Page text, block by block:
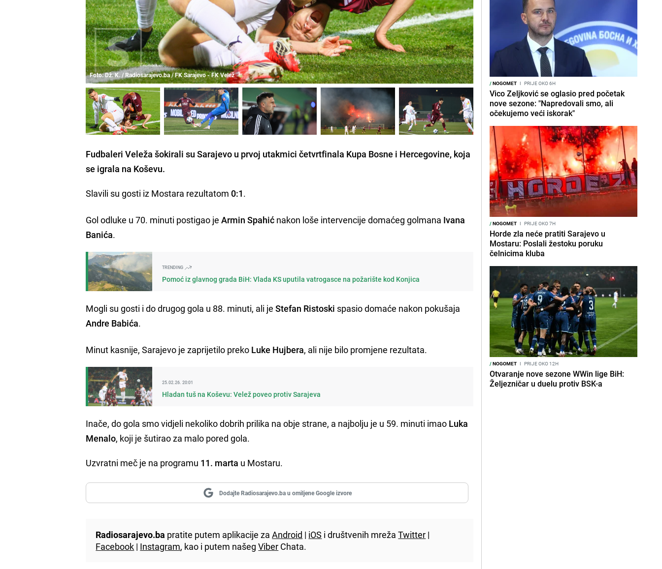
Foto: Dž. K. / Radiosarajevo.ba / FK Sarajevo - FK Velež
Fudbaleri Veleža šokirali su Sarajevo u prvoj utakmici četvrtfinala Kupa Bosne i Hercegovine, koja
se igrala na Koševu.
Slavili su gosti iz Mostara rezultatom 0:1.
Gol odluke u 70. minuti postigao jeArmin Spahić nakon loše intervencije domaćeg golmana Ivana
Banića.
TRENDING
Pomoć iz glavnog grada BiH: Vlada KS uputila vatrogasce na požarište kod Konjica
Mogli su gosti i do drugog gola u 88. minuti, ali jeStefan Ristoski spasio domaće nakon pokušaja
Andre Babića.
Minut kasnije, Sarajevo je zaprijetilo preko Luke Hujbera, ali nije bilo promjene rezultata.
25.02.26. 20:01
Hladan tuš na Koševu: Velež poveo protiv Sarajeva
Inače, do gola smo vidjeli nekoliko dobrih prilika na obje strane, a najbolju je u 59. minuti imao Luka
Menalo, koji je šutirao za malo pored gola.
Uzvratni meč je na programu 11. marta u Mostaru.
Dodajte Radiosarajevo.ba u omiljene Google izvore
Radiosarajevo.ba pratite putem aplikacije zaAndroid | iOS i društvenih mrežaTwitter |
Facebook | Instagram, kao i putem našegViber Chata.
/NOGOMET I PRIJE OKO 6H
Vico Zeljković se oglasio pred početak
nove sezone: "Napredovali smo, ali
očekujemo veći iskorak"
/NOGOMET I PRIJE OKO 7H
Horde zla neće pratiti Sarajevo u
Mostaru: Poslali žestoku poruku
čelnicima kluba
/NOGOMET I PRIJE OKO 12H
Otvaranje nove sezone WWin lige BiH:
Željezničar u duelu protiv BSK-a